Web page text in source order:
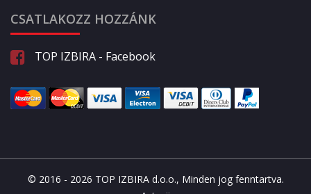
CSATLAKOZZ HOZZÁNK
TOP IZBIRA - Facebook
© 2016 - 2026 TOP IZBIRA d.o.o., Minden jog fenntartva.